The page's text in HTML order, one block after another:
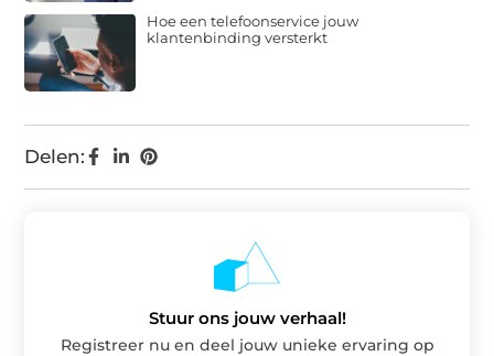
Delen:
Hoe een telefoonservice jouw
klantenbinding versterkt
Stuur ons jouw verhaal!
Registreer nu en deel jouw unieke ervaring op